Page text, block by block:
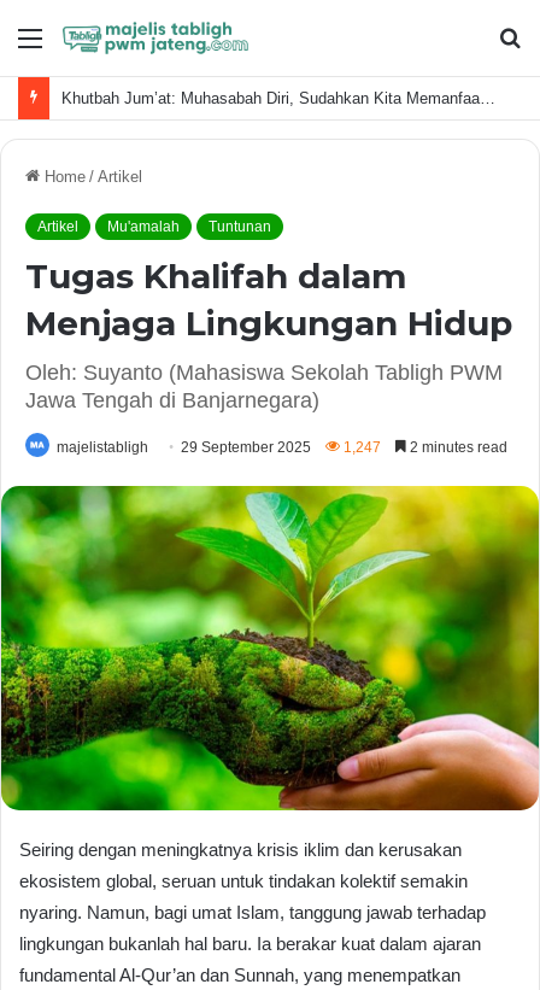
Menu
Khutbah Jum’at: Muhasabah Diri, Sudahkan Kita Memanfaatkan Waktu Dengan Baik?
Home / Artikel
Artikel Mu'amalah Tuntunan
Tugas Khalifah dalam
Menjaga Lingkungan Hidup
Oleh: Suyanto (Mahasiswa Sekolah Tabligh PWM
Jawa Tengah di Banjarnegara)
majelistabligh 29 September 2025 1,247 2 minutes read
Seiring dengan meningkatnya krisis iklim dan kerusakan
ekosistem global, seruan untuk tindakan kolektif semakin
nyaring. Namun, bagi umat Islam, tanggung jawab terhadap
lingkungan bukanlah hal baru. Ia berakar kuat dalam ajaran
fundamental Al-Qur’an dan Sunnah, yang menempatkan